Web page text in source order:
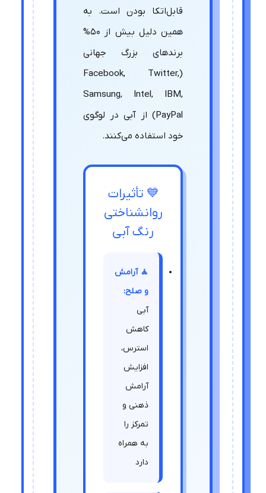
قابل‌اتکا بودن است. به
همین دلیل بیش از 50%
برندهای بزرگ جهانی
(Facebook, Twitter,
Samsung, Intel, IBM,
PayPal) از آبی در لوگوی
خود استفاده می‌کنند.
💙 تأثیرات
روانشناختی
رنگ آبی
🧘 آرامش
و صلح:
آبی
کاهش
استرس،
افزایش
آرامش
ذهنی و
تمرکز را
به همراه
دارد